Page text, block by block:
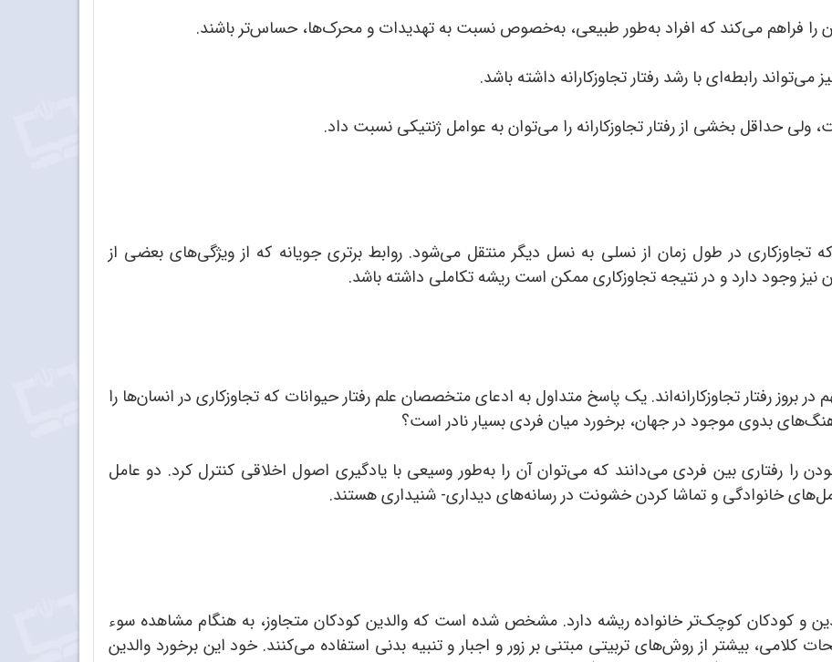
را فراهم می‌کند که افراد به‌طور طبیعی، به‌خصوص نسبت به تهدیدات و محرک‌ها، حساس‌تر باشند.
رابطه‌ای با رشد رفتار تجاوزکارانه داشته باشد.
ولی حداقل بخشی از رفتار تجاوزکارانه را می‌توان به عوامل ژنتیکی نسبت داد.
تجاوزکاری در طول زمان از نسلی به نسل دیگر منتقل می‌شود. روابط برتری جویانه که از ویژگی‌های بعضی از
نیز وجود دارد و در نتیجه تجاوزکاری ممکن است ریشه تکاملی داشته باشد.
بروز رفتار تجاوزکارانه‌اند. یک پاسخ متداول به ادعای متخصصان علم رفتار حیوانات که تجاوزکاری در انسان‌ها را
بدوی موجود در جهان، برخورد میان فردی بسیار نادر است؟
بودن را رفتاری بین فردی می‌دانند که می‌توان آن را به‌طور وسیعی با یادگیری اصول اخلاقی کنترل کرد. دو عامل
خانوادگی و تماشا کردن خشونت در رسانه‌های دیداری- شنیداری هستند.
و کودکان کوچک‌تر خانواده ریشه دارد. مشخص شده است که والدین کودکان متجاوز، به هنگام مشاهده سوء
کلامی، بیشتر از روش‌های تربیتی مبتنی بر زور و اجبار و تنبیه بدنی استفاده می‌کنند. خود این برخورد والدین